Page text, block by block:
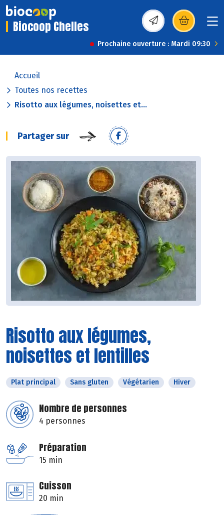
Biocoop Chelles (s’ouvre dans une
Prochaine ouverture : Mardi 09:30
Accueil
Toutes nos recettes
Risotto aux légumes, noisettes et...
Partager sur
Risotto aux légumes,
noisettes et lentilles
Plat principal Sans gluten Végétarien Hiver
Nombre de personnes
4 personnes
Préparation
15 min
Cuisson
20 min